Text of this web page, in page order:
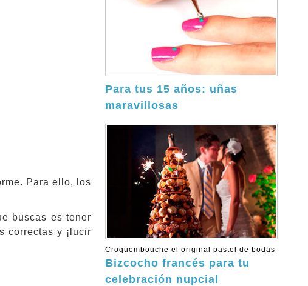
Para ello, los
buscas es tener
correctas y ¡lucir
Para tus 15 años: uñas
maravillosas
Croquembouche el original pastel de bodas
Bizcocho francés para tu
celebración nupcial